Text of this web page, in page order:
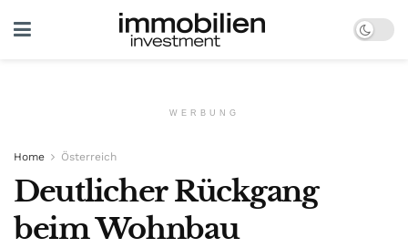
WERBUNG
Home Österreich
Deutlicher Rückgang
beim Wohnbau